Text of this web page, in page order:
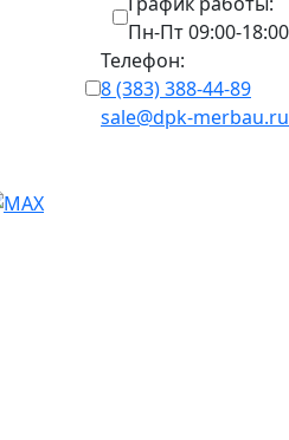
Пн-Пт 09:00-18:00
Телефон:
8 (383) 388-44-89
sale@dpk-merbau.ru